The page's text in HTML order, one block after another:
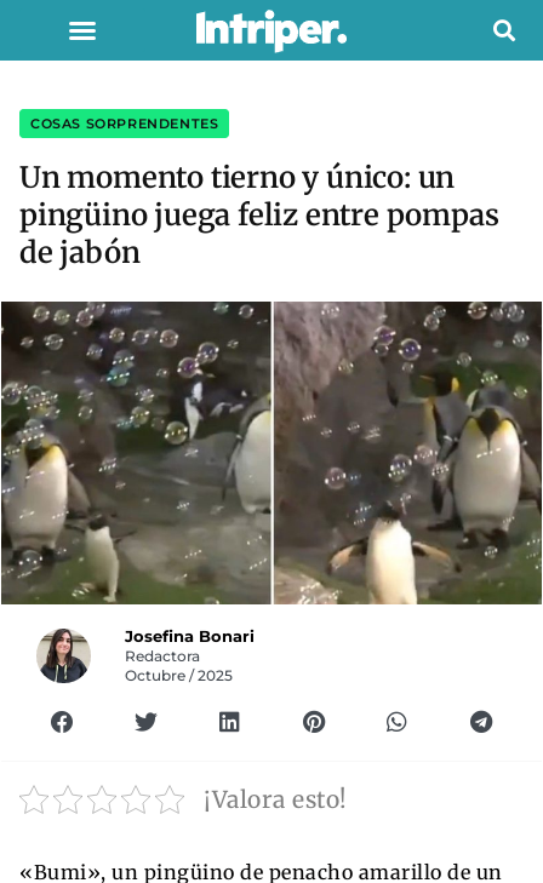
COSAS SORPRENDENTES
Un momento tierno y único: un
pingüino juega feliz entre pompas
de jabón
Josefina Bonari
Redactora
Octubre / 2025
¡Valora esto!
«Bumi», un pingüino de penacho amarillo de un